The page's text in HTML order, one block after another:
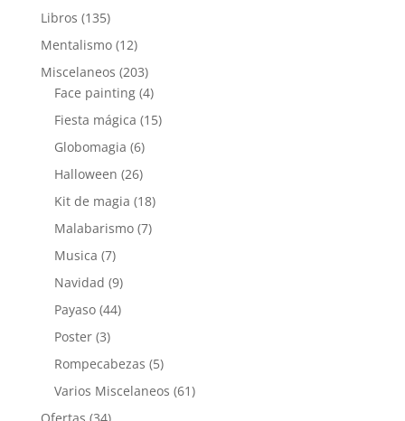
Libros (135)
Mentalismo (12)
Miscelaneos (203)
Face painting (4)
Fiesta mágica (15)
Globomagia (6)
Halloween (26)
Kit de magia (18)
Malabarismo (7)
Musica (7)
Navidad (9)
Payaso (44)
Poster (3)
Rompecabezas (5)
Varios Miscelaneos (61)
Ofertas (34)